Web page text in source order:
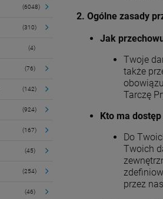
(6048)
(310)
(4)
(76)
(142)
(924)
(167)
(45)
(254)
(46)
2. Ogólne zasady
Jak
Twoje
także
Tarczę
Kto ma
Do
Twoich
przez